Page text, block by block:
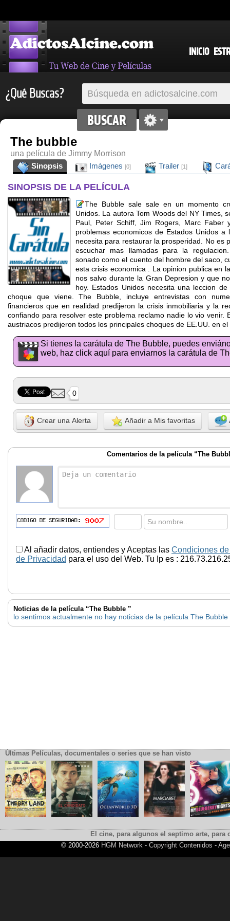
INICIO
¿Qué Buscas?
The bubble
una película de Jimmy Morrison
Sinopsis
Imágenes [0] Trailer [1]
SINOPSIS DE LA PELÍCULA
The Bubble sale sale en un momento
Unidos. La autora Tom Woods del NY Times,
Paul, Peter Schiff, Jim Rogers, Marc Faber
problemas economicos de Estados Unidos
necesita para restaurar la prosperidad. No es
escuchar mas llamadas para la
sonado como el cuento del hombre del saco,
esta crisis economica . La opinion publica en
nos salvo durante la Gran Depresion y que
hoy. Estados Unidos necesita una leccion
choque que viene. The Bubble, incluye entrevistas con
financieros que en realidad predijeron la crisis inmobiliaria y la
confiando para resolver este problema reclamo nadie lo vio venir.
austriacos predijeron todos los principales choques de EE.UU. en
Si tienes la carátula de The Bubble, puedes
web, haz click aquí para enviarnos la carátula de
0
Crear una Alerta Añadir a Mis favoritas
Comentarios de la película “The
Al añadir datos, entiendes y Aceptas las Condiciones
de Privacidad para el uso del Web. Tu Ip es :
Noticias de la película “The Bubble ”
lo sentimos actualmente no hay noticias de la película The Bubble
Últimas Películas, documentales o series que se han visto
El cine, para algunos el septimo arte,
© 2000-2026 HGM Network- Copyright Contenidos -